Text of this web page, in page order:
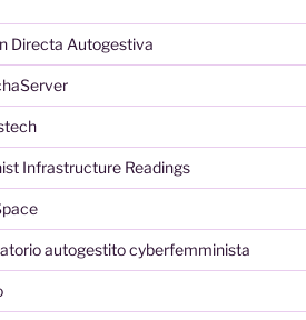
Directa Autogestiva
Infrastructure Readings
autogestito cyberfemminista